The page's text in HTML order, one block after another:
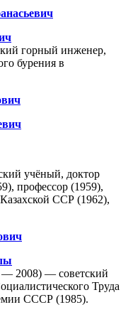
горный инженер,
бурения в
учёный, доктор
профессор (1959),
ССР (1962),
— 2008) — советский
Труда
СССР (1985).